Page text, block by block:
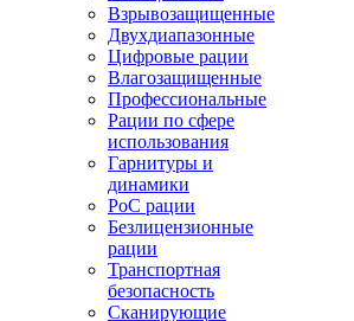
Взрывозащищенные
Двухдиапазонные
Цифровые рации
Влагозащищенные
Профессиональные
Рации по сфере
использования
Гарнитуры и
динамики
PoC рации
Безлицензионные
рации
Транспортная
безопасность
Сканирующие